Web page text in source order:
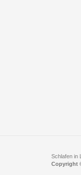
Schlafen in
Copyright